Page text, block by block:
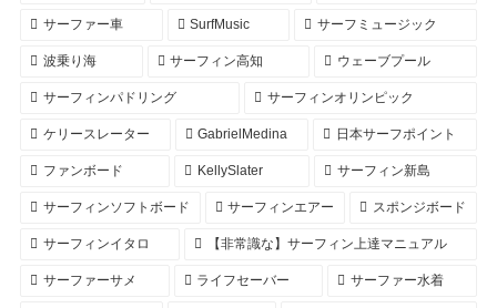
サーファー車 SurfMusic サーフミュージック
波乗り海 サーフィン高知 ウェーブプール
サーフィンパドリング サーフィンオリンピック
ケリースレーター GabrielMedina 日本サーフポイント
ファンボード KellySlater サーフィン新島
サーフィンソフトボード サーフィンエアー スポンジボード
サーフィンイタロ 【非常識な】サーフィン上達マニュアル
サーファーサメ ライフセーバー サーファー水着